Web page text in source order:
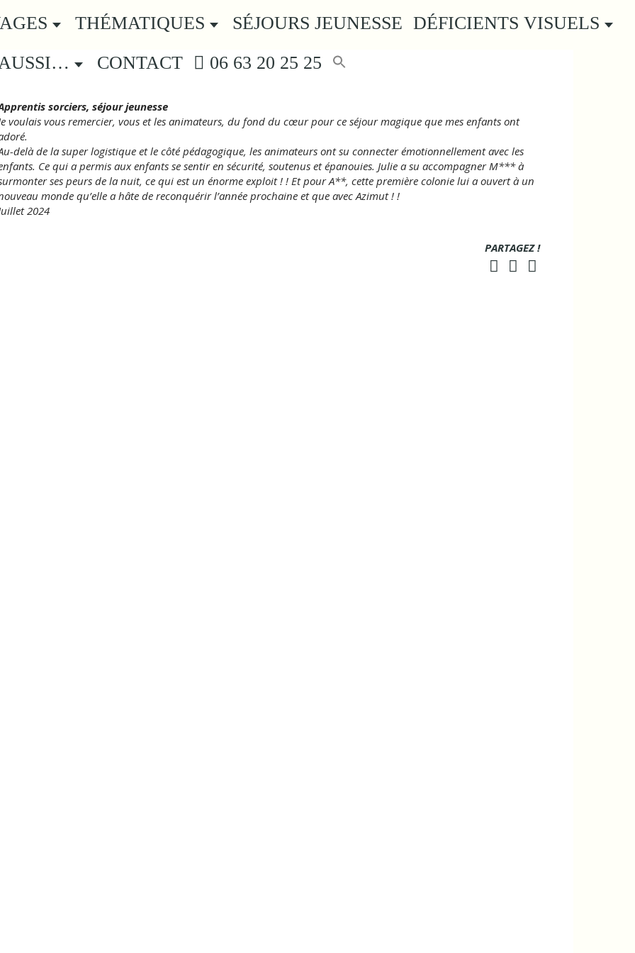
THÉMATIQUES SÉJOURS JEUNESSE DÉFICIENTS VISUELS
CONTACT 06 63 20 25 25
sorciers, séjour jeunesse
voulais vous remercier, vous et les animateurs, du fond du cœur pour ce séjour magique que mes enfants ont
delà de la super logistique et le côté pédagogique, les animateurs ont su connecter émotionnellement avec les
Ce qui a permis aux enfants se sentir en sécurité, soutenus et épanouies. Julie a su accompagner M*** à
ses peurs de la nuit, ce qui est un énorme exploit ! ! Et pour A**, cette première colonie lui a ouvert à un
monde qu’elle a hâte de reconquérir l’année prochaine et que avec Azimut ! !
2024
PARTAGEZ !